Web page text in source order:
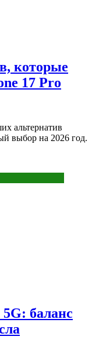
которые
17 Pro
альтернатив
выбор на 2026 год.
баланс